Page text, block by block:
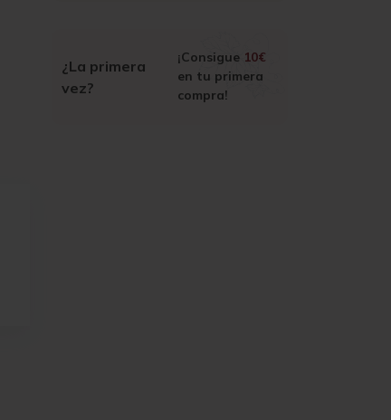
¿La primera
vez?
¡Consigue 10€
en tu primera
compra!